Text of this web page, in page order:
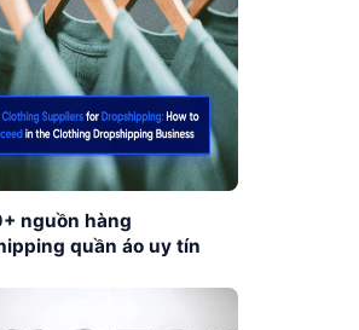
nguồn hàng
quần áo uy tín